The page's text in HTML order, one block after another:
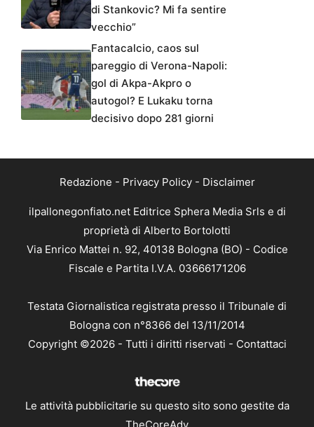
di Stankovic? Mi fa sentire
vecchio”
Fantacalcio, caos sul
pareggio di Verona-Napoli:
gol di Akpa-Akpro o
autogol? E Lukaku torna
decisivo dopo 281 giorni
Redazione - Privacy Policy- Disclaimer
ilpallonegonfiato.net Editrice Sphera Media Srls e di
proprietà di Alberto Bortolotti
Via Enrico Mattei n. 92, 40138 Bologna (BO) - Codice
Fiscale e Partita I.V.A. 03666171206
Testata Giornalistica registrata presso il Tribunale di
Bologna con n°8366 del 13/11/2014
Copyright ©2026 - Tutti i diritti riservati - Contattaci
Le attività pubblicitarie su questo sito sono gestite da